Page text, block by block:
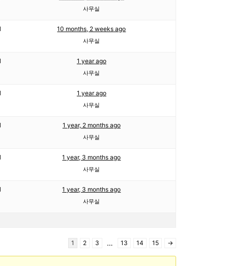
사무실
10 months, 2 weeks ago
사무실
1 year ago
사무실
1 year ago
사무실
1 year, 2 months ago
사무실
1 year, 3 months ago
사무실
1 year, 3 months ago
사무실
1 2 3 … 13 14 15 →